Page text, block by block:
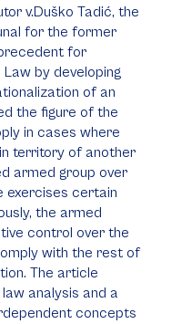
v.Duško Tadić, the
for the former
for
by developing
of an
the figure of the
in cases where
territory of another
armed group over
exercises certain
the armed
control over the
with the rest of
The article
analysis and a
concepts